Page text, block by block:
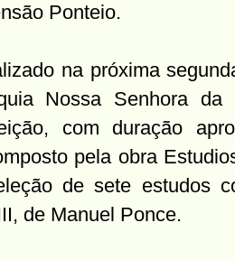
Ponteio.
na próxima
Nossa Senhora da
com duração
pela obra
de sete estudos
de Manuel Ponce.